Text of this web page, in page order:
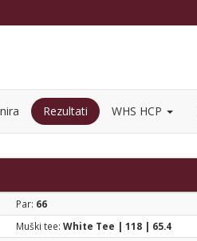
Rezultati WHS HCP
Par: 66
Muški tee: White Tee | 118 | 65.4